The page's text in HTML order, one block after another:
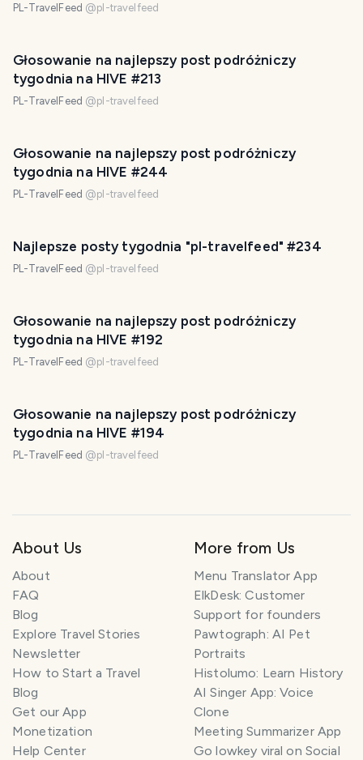
PL-TravelFeed @pl-travelfeed
Głosowanie na najlepszy post podróżniczy
tygodnia na HIVE #213
PL-TravelFeed @pl-travelfeed
Głosowanie na najlepszy post podróżniczy
tygodnia na HIVE #244
PL-TravelFeed @pl-travelfeed
Najlepsze posty tygodnia "pl-travelfeed" #234
PL-TravelFeed @pl-travelfeed
Głosowanie na najlepszy post podróżniczy
tygodnia na HIVE #192
PL-TravelFeed @pl-travelfeed
Głosowanie na najlepszy post podróżniczy
tygodnia na HIVE #194
PL-TravelFeed @pl-travelfeed
About Us
About
FAQ
Blog
Explore Travel Stories
Newsletter
How to Start a Travel
Blog
Get our App
Monetization
Help Center
More from Us
Menu Translator App
ElkDesk: Customer
Support for founders
Pawtograph: AI Pet
Portraits
Histolumo: Learn History
AI Singer App: Voice
Clone
Meeting Summarizer App
Go lowkey viral on Social